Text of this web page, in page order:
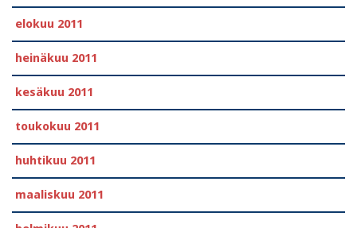
elokuu 2011
heinäkuu 2011
kesäkuu 2011
toukokuu 2011
huhtikuu 2011
maaliskuu 2011